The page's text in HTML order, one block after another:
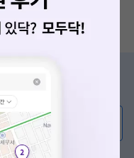
있나요?
요!
게시글 보러가기
니다.
잠시 후 다시 시도해주
두닥 채널톡으로 문의